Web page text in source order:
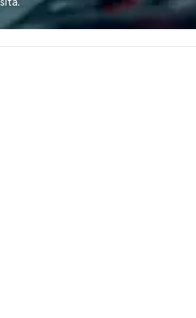
most renowned and demanding
corporate, cultural and
entertainment clients.